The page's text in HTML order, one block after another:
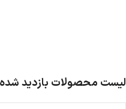
لیست محصولات بازدید